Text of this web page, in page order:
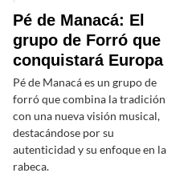
Pé de Manacá: El
grupo de Forró que
conquistará Europa
Pé de Manacá es un grupo de
forró que combina la tradición
con una nueva visión musical,
destacándose por su
autenticidad y su enfoque en la
rabeca.